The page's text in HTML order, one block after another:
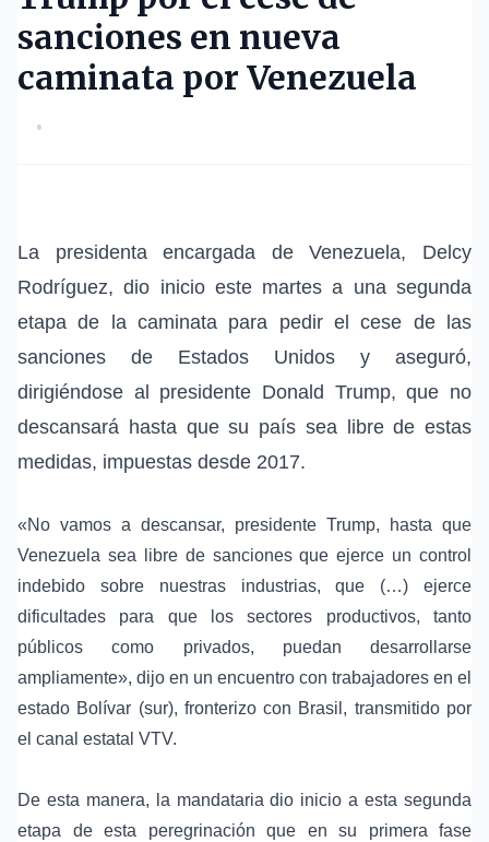
sanciones en nueva
caminata por Venezuela
•
La presidenta encargada de Venezuela, Delcy
Rodríguez, dio inicio este martes a una segunda
etapa de la caminata para pedir el cese de las
sanciones de Estados Unidos y aseguró,
dirigiéndose al presidente Donald Trump, que no
descansará hasta que su país sea libre de estas
medidas, impuestas desde 2017.
«No vamos a descansar, presidente Trump, hasta que
Venezuela sea libre de sanciones que ejerce un control
indebido sobre nuestras industrias, que (…) ejerce
dificultades para que los sectores productivos, tanto
públicos como privados, puedan desarrollarse
ampliamente», dijo en un encuentro con trabajadores en el
estado Bolívar (sur), fronterizo con Brasil, transmitido por
el canal estatal VTV.
De esta manera, la mandataria dio inicio a esta segunda
etapa de esta peregrinación que en su primera fase